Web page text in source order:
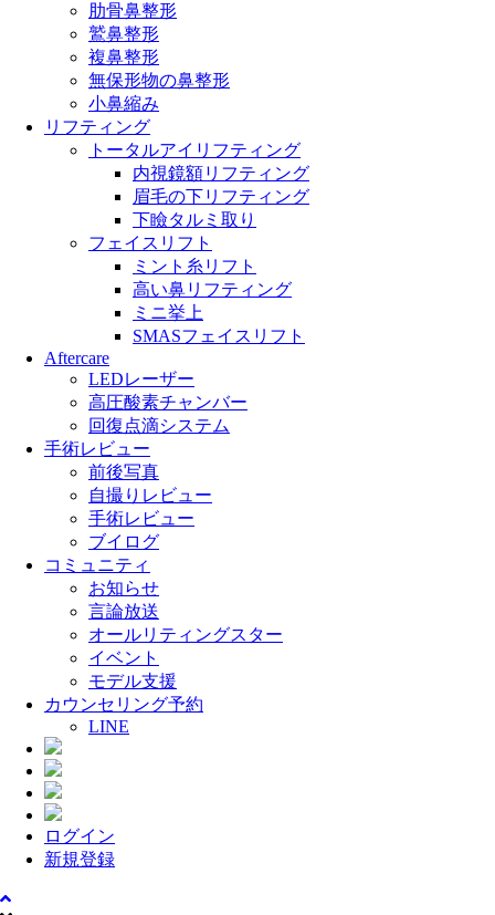
肋骨鼻整形
鷲鼻整形
複鼻整形
無保形物の鼻整形
小鼻縮み
リフティング
トータルアイリフティング
内視鏡額リフティング
眉毛の下リフティング
下瞼タルミ取り
フェイスリフト
ミント糸リフト
高い鼻リフティング
ミニ挙上
SMASフェイスリフト
Aftercare
LEDレーザー
高圧酸素チャンバー
回復点滴システム
手術レビュー
前後写真
自撮りレビュー
手術レビュー
ブイログ
コミュニティ
お知らせ
言論放送
オールリティングスター
イベント
モデル支援
カウンセリング予約
LINE
ログイン
新規登録